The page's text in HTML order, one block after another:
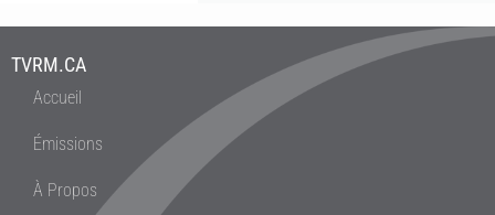
TVRM.CA
Accueil
Émissions
À Propos